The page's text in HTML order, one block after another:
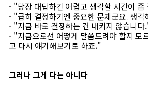
- "당장 대답하긴 어렵고 생각할 시간이 좀
- "급히 결정하기엔 중요한 문제군요. 생각
- "지금 바로 결정하는 건 내키지 않습니다
- "지금으로선 어떻게 말씀드려야 할지 모
고 다시 얘기해보기로 하죠."
그러나 그게 다는 아니다